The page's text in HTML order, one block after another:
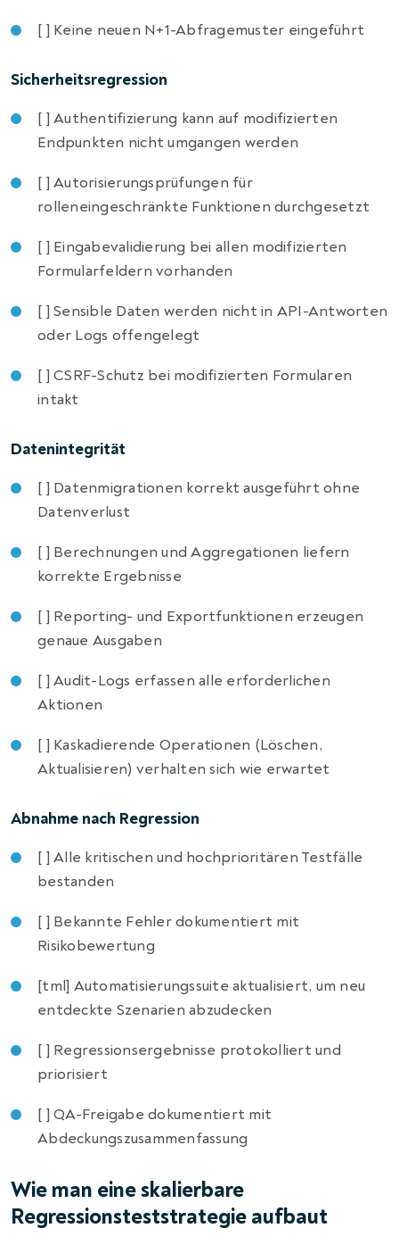
[ ] Keine neuen N+1-Abfragemuster eingeführt
Sicherheitsregression
[ ] Authentifizierung kann auf modifizierten
Endpunkten nicht umgangen werden
[ ] Autorisierungsprüfungen für
rolleneingeschränkte Funktionen durchgesetzt
[ ] Eingabevalidierung bei allen modifizierten
Formularfeldern vorhanden
[ ] Sensible Daten werden nicht in API-Antworten
oder Logs offengelegt
[ ] CSRF-Schutz bei modifizierten Formularen
intakt
Datenintegrität
[ ] Datenmigrationen korrekt ausgeführt ohne
Datenverlust
[ ] Berechnungen und Aggregationen liefern
korrekte Ergebnisse
[ ] Reporting- und Exportfunktionen erzeugen
genaue Ausgaben
[ ] Audit-Logs erfassen alle erforderlichen
Aktionen
[ ] Kaskadierende Operationen (Löschen,
Aktualisieren) verhalten sich wie erwartet
Abnahme nach Regression
[ ] Alle kritischen und hochprioritären Testfälle
bestanden
[ ] Bekannte Fehler dokumentiert mit
Risikobewertung
[tml] Automatisierungssuite aktualisiert, um neu
entdeckte Szenarien abzudecken
[ ] Regressionsergebnisse protokolliert und
priorisiert
[ ] QA-Freigabe dokumentiert mit
Abdeckungszusammenfassung
Wie man eine skalierbare
Regressionsteststrategie aufbaut